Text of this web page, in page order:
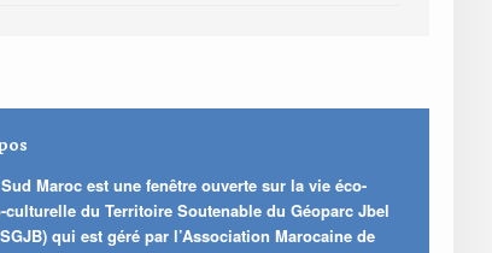
Maroc est une fenêtre ouverte sur la vie éco-
culturelle du Territoire Soutenable du Géoparc Jbel
qui est géré par l’Association Marocaine de